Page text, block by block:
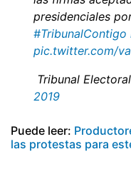
presidenciales
#TribunalContigo
pic.twitter.com/
 Tribunal
2019
Puede leer:
las protestas para